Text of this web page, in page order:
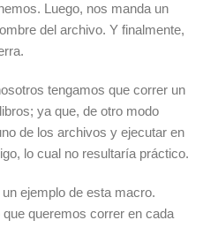
Luego, nos manda un
del archivo. Y finalmente,
tengamos que correr un
ya que, de otro modo
de los archivos y ejecutar en
lo cual no resultaría práctico.
ejemplo de esta macro.
queremos correr en cada